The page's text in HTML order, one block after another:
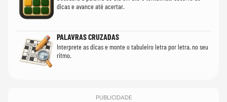
dicas e avance até acertar.
PALAVRAS CRUZADAS
Interprete as dicas e monte o tabuleiro letra por letra, no seu
ritmo.
PUBLICIDADE